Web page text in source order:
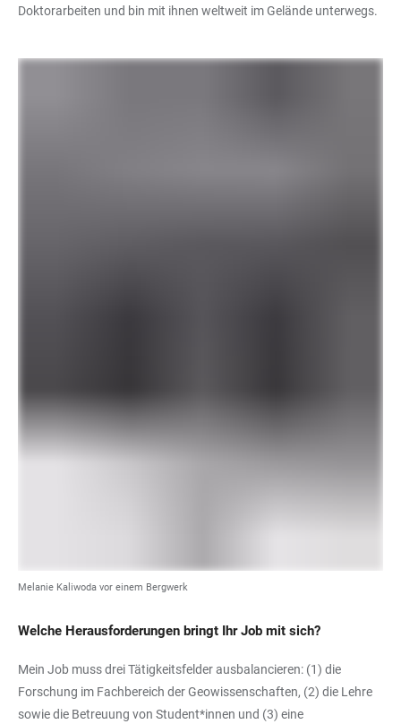
Doktorarbeiten und bin mit ihnen weltweit im Gelände unterwegs.
Melanie Kaliwoda vor einem Bergwerk
Welche Herausforderungen bringt Ihr Job mit sich?
Mein Job muss drei Tätigkeitsfelder ausbalancieren: (1) die
Forschung im Fachbereich der Geowissenschaften, (2) die Lehre
sowie die Betreuung von Student*innen und (3) eine